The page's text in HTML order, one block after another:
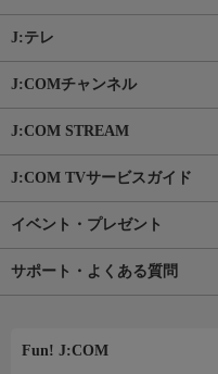
J:テレ
J:COMチャンネル
J:COM STREAM
J:COM TVサービスガイド
イベント・プレゼント
サポート・よくある質問
Fun! J:COM